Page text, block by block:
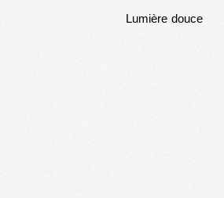
Lumière douce